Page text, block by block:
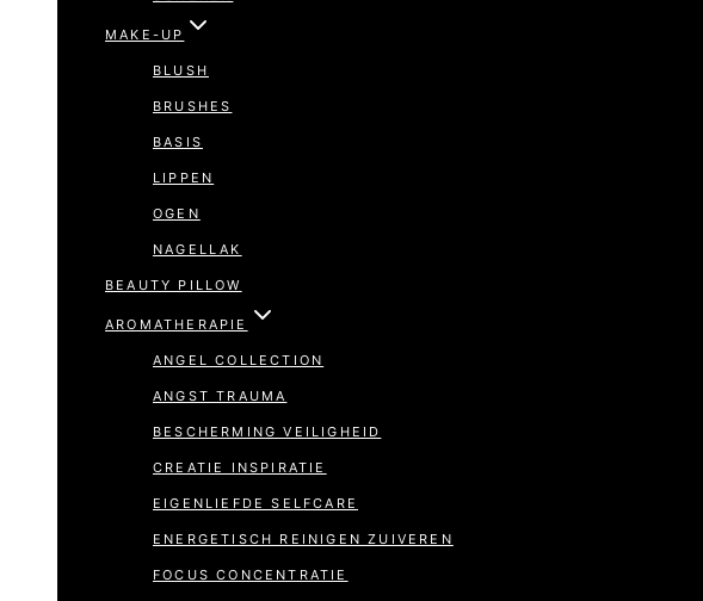
MAKE-UP
BLUSH
BRUSHES
BASIS
LIPPEN
OGEN
NAGELLAK
BEAUTY PILLOW
AROMATHERAPIE
ANGEL COLLECTION
ANGST TRAUMA
BESCHERMING VEILIGHEID
CREATIE INSPIRATIE
EIGENLIEFDE SELFCARE
ENERGETISCH REINIGEN ZUIVEREN
FOCUS CONCENTRATIE